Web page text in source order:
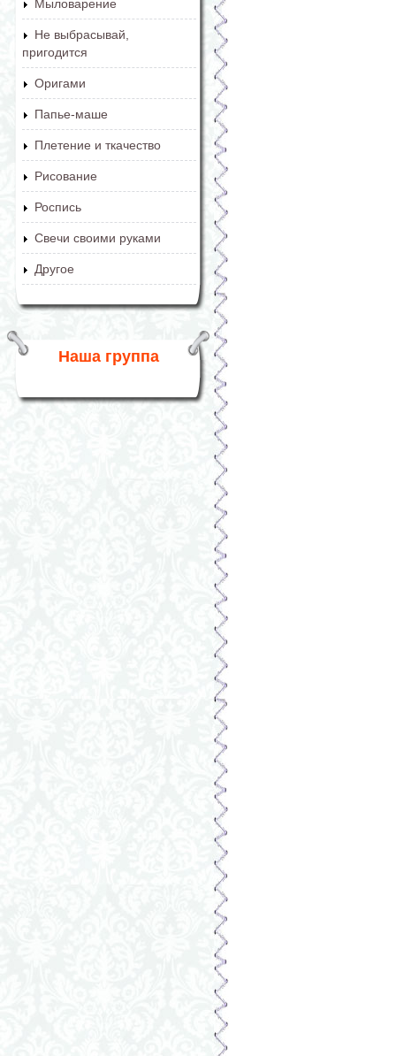
Мыловарение
Не выбрасывай,
пригодится
Оригами
Папье-маше
Плетение и ткачество
Рисование
Роспись
Свечи своими руками
Другое
Наша группа